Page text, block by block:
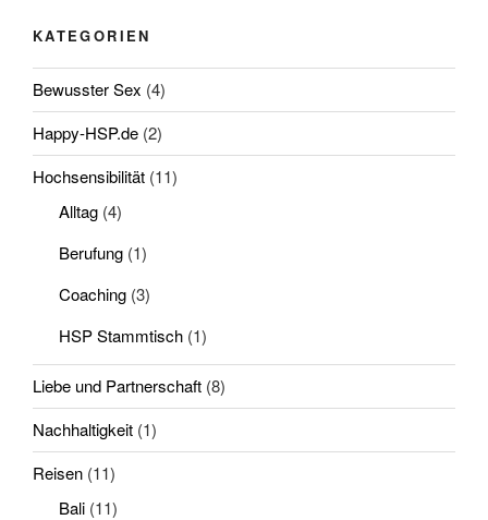
KATEGORIEN
Bewusster Sex (4)
Happy-HSP.de (2)
Hochsensibilität (11)
Alltag (4)
Berufung (1)
Coaching (3)
HSP Stammtisch (1)
Liebe und Partnerschaft (8)
Nachhaltigkeit (1)
Reisen (11)
Bali (11)